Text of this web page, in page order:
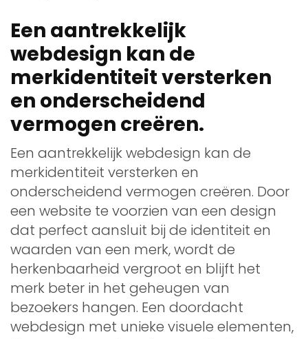
Een aantrekkelijk
webdesign kan de
merkidentiteit versterken
en onderscheidend
vermogen creëren.
Een aantrekkelijk webdesign kan de
merkidentiteit versterken en
onderscheidend vermogen creëren. Door
een website te voorzien van een design
dat perfect aansluit bij de identiteit en
waarden van een merk, wordt de
herkenbaarheid vergroot en blijft het
merk beter in het geheugen van
bezoekers hangen. Een doordacht
webdesign met unieke visuele elementen,